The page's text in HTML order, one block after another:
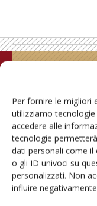
Per fornire le migliori
utilizziamo
accedere alle
tecnologie
dati personali come
o gli ID univoci su
personalizzati. Non
influire
Rimani
Iscriviti